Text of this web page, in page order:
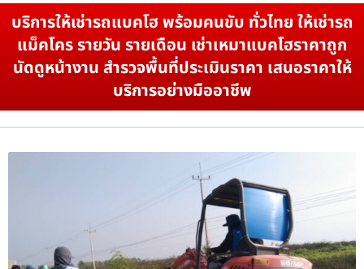
บริการให้เช่ารถแบคโฮ พร้อมคนขับ ทั่วไทย ให้เช่ารถ
แม็คโคร รายวัน รายเดือน เช่าเหมาแบคโฮราคาถูก
นัดดูหน้างาน สำรวจพื้นที่ประเมินราคา เสนอราคาให้
บริการอย่างมืออาชีพ